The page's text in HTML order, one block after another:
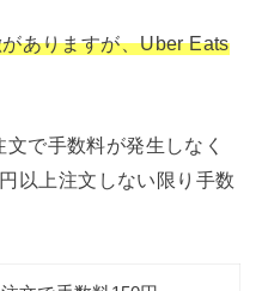
ありますが、Uber Eats
で手数料が発生しなく
以上注文しない限り手数